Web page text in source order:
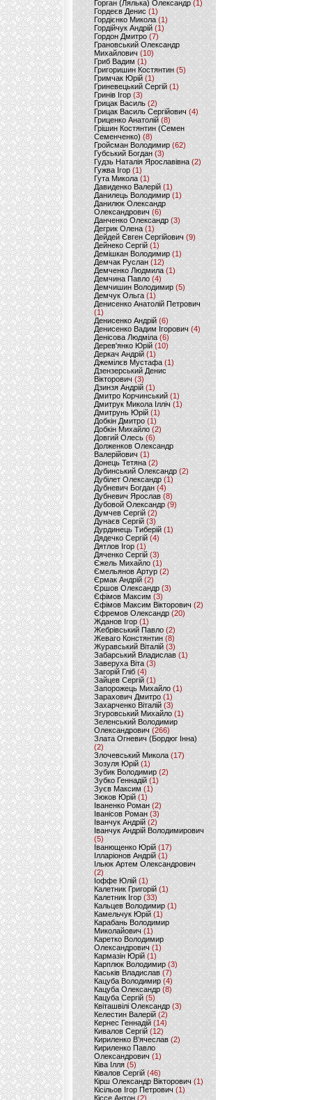
Горган (Лялька) Олександр(1)
Гордеєв Денис (1)
Гордієнко Микола (1)
Гордійчук Андрій (1)
Гордон Дмитро (7)
Грановський Олександр
Михайлович (10)
Гриб Вадим (1)
Григоришин Костянтин (5)
Гримчак Юрій(1)
Гриневецький Сергій(1)
Гринів Ігор (3)
Грицак Василь (2)
Грицак Василь Сергійович (4)
Гриценко Анатолій (8)
Грішин Костянтин (Семен
Семенченко)(8)
Гройсман Володимир(62)
Губський Богдан (3)
Гудзь Наталія Ярославівна(2)
Гужва Ігор (1)
Гута Микола (1)
Давиденко Валерій (1)
Данилець Володимир(1)
Данилюк Олександр
Олександрович (6)
Данченко Олександр (3)
Дегрик Олена(1)
Дейдей Євген Сергійович(9)
Дейнеко Сергій (1)
Демішкан Володимир(1)
Демчак Руслан (12)
Демченко Людмила (1)
Демчина Павло (4)
Демчишин Володимир (5)
Демчук Ольга(1)
Денисенко Анатолій Петрович
(1)
Денисенко Андрій (6)
Денисенко Вадим Ігорович (4)
Денісова Людміла(6)
Дерев'янко Юрій(10)
Деркач Андрій(1)
Джемілєв Мустафа (1)
Дзензерський Денис
Вікторович (3)
Дзинзя Андрій (1)
Дмитро Корчинський (1)
Дмитрук Микола Ілліч (1)
Дмитрунь Юрій (1)
Добкін Дмитро(1)
Добкін Михайло (2)
Довгий Олесь (6)
Долженков Олександр
Валерійович (1)
Донець Тетяна (2)
Дубинський Олександр(2)
Дубілет Олександр (1)
Дубневич Богдан (4)
Дубневич Ярослав (8)
Дубовой Олександр(9)
Думчев Сергій (2)
Дунаєв Сергій(3)
Дурдинець Тиберій (1)
Дядечко Сергій (4)
Дятлов Ігор (1)
Дяченко Сергій (3)
Єжель Михайло (1)
Ємельянов Артур (2)
Єрмак Андрій (2)
Єршов Олександр (3)
Єфімов Максим (3)
Єфімов Максим Вікторович (2)
Єфремов Олександр (20)
Жданов Ігор (1)
Жебрівський Павло (2)
Жеваго Констянтин (8)
Журавський Віталій (3)
Забарський Владислав (1)
Заверуха Віта (3)
Загорій Гліб (4)
Зайцев Сергій(1)
Запорожець Михайло (1)
Зарахович Дмитро (1)
Захарченко Віталій (3)
Згуровський Михайло (1)
Зеленський Володимир
Олександрович (266)
Злата Огневич (Бордюг Інна)
(2)
Злочевський Микола(17)
Зозуля Юрій (1)
Зубик Володимир (2)
Зубко Геннадій (1)
Зуєв Максим(1)
Зюков Юрій (1)
Іваненко Роман (2)
Іванісов Роман (3)
Іванчук Андрій(2)
Іванчук Андрій Володимирович
(5)
Іванющенко Юрій (17)
Ілларіонов Андрій (1)
Ільюк Артем Олександрович
(2)
Іоффе Юлій (1)
Калетник Григорій(1)
Калетник Ігор (33)
Кальцев Володимир(1)
Камельчук Юрій (1)
Карабань Володимир
Миколайович (1)
Каретко Володимир
Олександрович (1)
Кармазін Юрій(1)
Карплюк Володимир(3)
Каськів Владислав (7)
Кацуба Володимир (4)
Кацуба Олександр (8)
Кацуба Сергій (5)
Квіташвілі Олександр(3)
Келестин Валерій(2)
Кернес Геннадій (14)
Кивалов Сергій (12)
Кириленко В’ячеслав (2)
Кириленко Павло
Олександрович (1)
Ківа Ілля (5)
Ківалов Сергій(46)
Кірш Олександр Вікторович (1)
Кісільов Ігор Петрович (1)
Кіссе Антон (2)